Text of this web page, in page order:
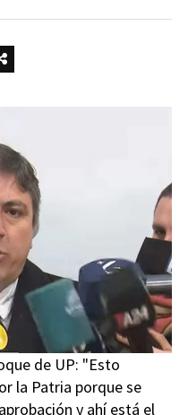
de UP: "Esto
la Patria porque se
y ahí está el